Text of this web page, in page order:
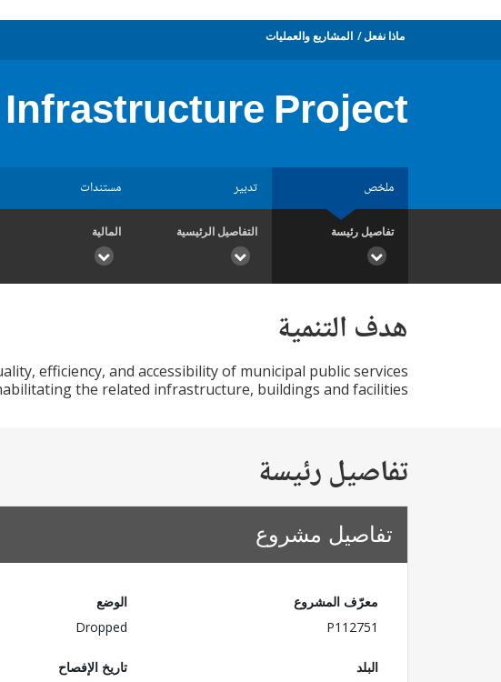
ماذا نفعل المشاريع والعمليات
Project
ملخص تدبير مستندات
تفاصيل رئيسة التفاصيل الرئيسية المالية
هدف التنمية
efficiency, and accessibility of municipal public services
the related infrastructure, buildings and facilities.
تفاصيل رئيسة
تفاصيل مشروع
معرّف المشروع
P112751
الوضع
Dropped
البلد
تاريخ الإفصاح